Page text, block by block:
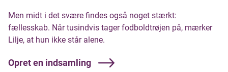
Men midt i det svære findes også noget stærkt:
fællesskab. Når tusindvis tager fodboldtrøjen på, mærker
Lilje, at hun ikke står alene.
Opret en indsamling